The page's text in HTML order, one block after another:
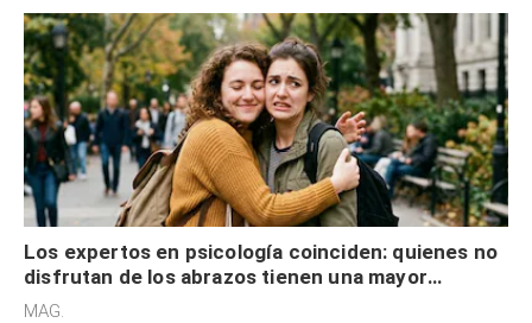
Los expertos en psicología coinciden: quienes no
disfrutan de los abrazos tienen una mayor
sensibilidad a los estímulos físicos y no es por
MAG.